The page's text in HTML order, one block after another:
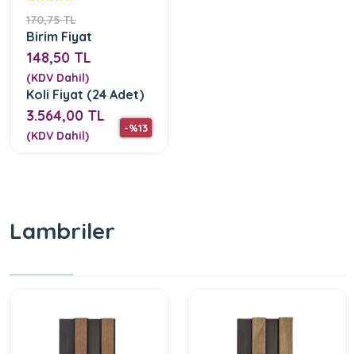
170,75 TL
-%13
Birim Fiyat
148,50 TL
(KDV Dahil)
Koli Fiyat (24 Adet)
3.564,00 TL
(KDV Dahil)
Lambriler